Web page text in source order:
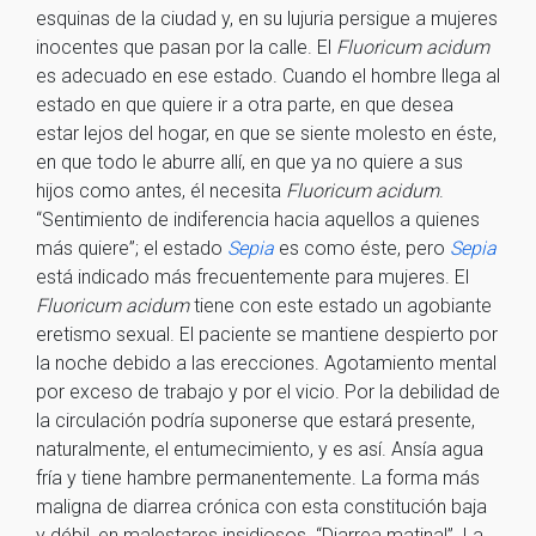
esquinas de la ciudad y, en su lujuria persigue a mujeres
inocentes que pasan por la calle. El Fluoricum acidum
es adecuado en ese estado. Cuando el hombre llega al
estado en que quiere ir a otra parte, en que desea
estar lejos del hogar, en que se siente molesto en éste,
en que todo le aburre allí, en que ya no quiere a sus
hijos como antes, él necesita Fluoricum acidum.
“Sentimiento de indiferencia hacia aquellos a quienes
más quiere”; el estado Sepia es como éste, pero Sepia
está indicado más frecuentemente para mujeres. El
Fluoricum acidumtiene con este estado un agobiante
eretismo sexual. El paciente se mantiene despierto por
la noche debido a las erecciones. Agotamiento mental
por exceso de trabajo y por el vicio. Por la debilidad de
la circulación podría suponerse que estará presente,
naturalmente, el entumecimiento, y es así. Ansía agua
fría y tiene hambre permanentemente. La forma más
maligna de diarrea crónica con esta constitución baja